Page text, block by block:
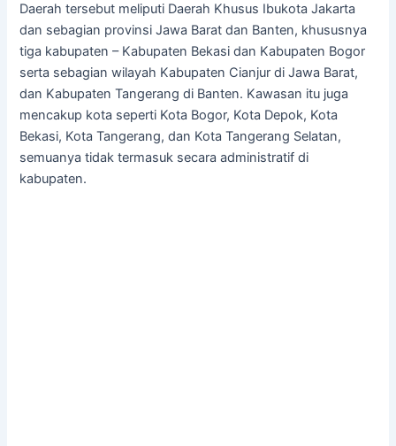
Daerah tersebut meliputi Daerah Khusus Ibukota Jakarta
dan sebagian provinsi Jawa Barat dan Banten, khususnya
tiga kabupaten – Kabupaten Bekasi dan Kabupaten Bogor
serta sebagian wilayah Kabupaten Cianjur di Jawa Barat,
dan Kabupaten Tangerang di Banten. Kawasan itu juga
mencakup kota seperti Kota Bogor, Kota Depok, Kota
Bekasi, Kota Tangerang, dan Kota Tangerang Selatan,
semuanya tidak termasuk secara administratif di
kabupaten.